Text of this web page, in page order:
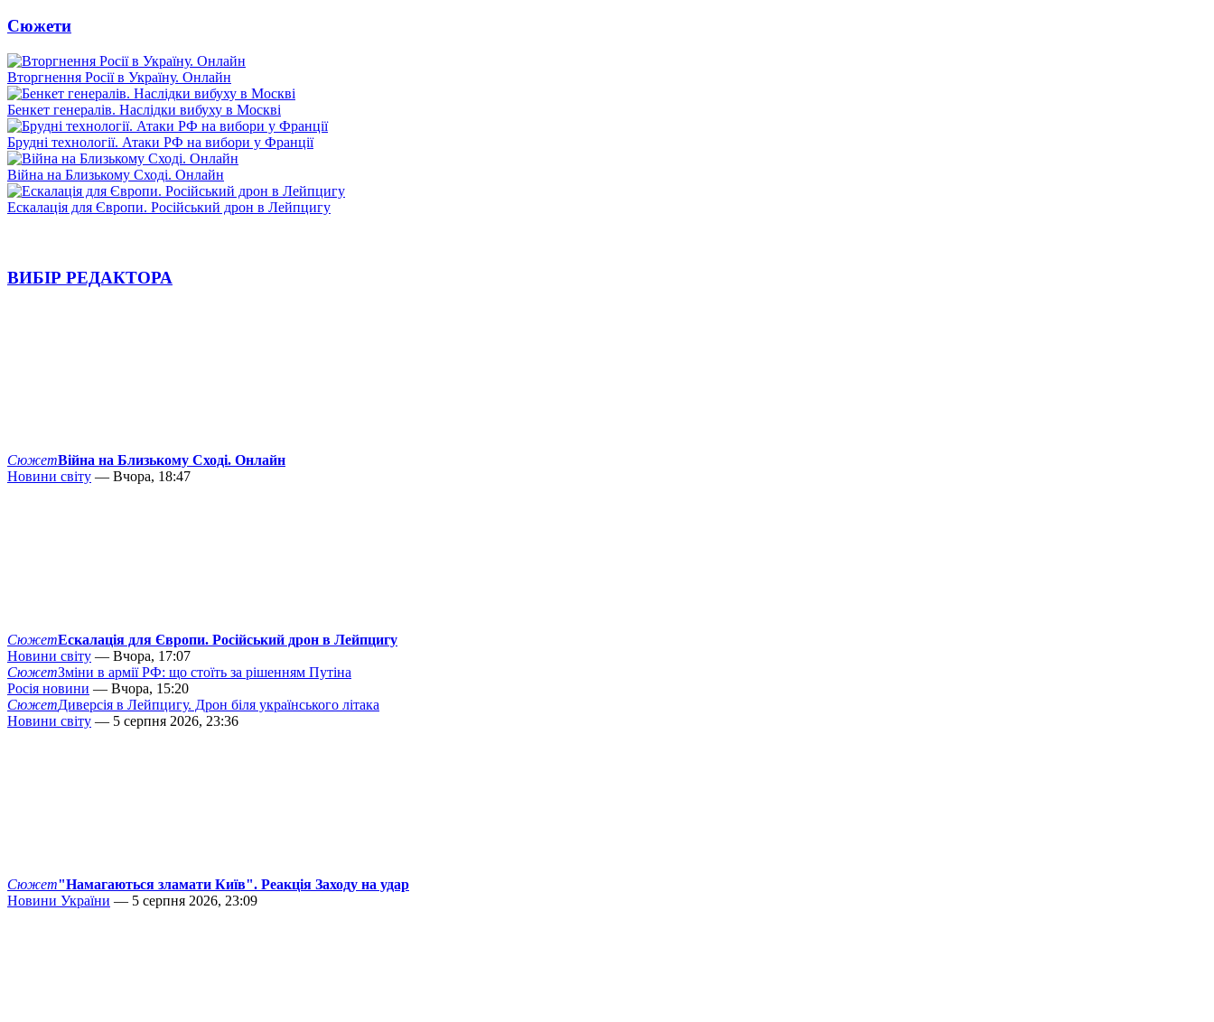
Сюжети
Вторгнення Росії в Україну. Онлайн
Бенкет генералів. Наслідки вибуху в Москві
Брудні технології. Атаки РФ на вибори у Франції
Війна на Близькому Сході. Онлайн
Ескалація для Європи. Російський дрон в Лейпцигу
ВИБІР РЕДАКТОРА
СюжетВійна на Близькому Сході. Онлайн
Новини світу — Вчора, 18:47
СюжетЕскалація для Європи. Російський дрон в Лейпцигу
Новини світу — Вчора, 17:07
СюжетЗміни в армії РФ: що стоїть за рішенням Путіна
Росія новини — Вчора, 15:20
СюжетДиверсія в Лейпцигу. Дрон біля українського літака
Новини світу — 5 серпня 2026, 23:36
Сюжет"Намагаються зламати Київ". Реакція Заходу на удар
Новини України — 5 серпня 2026, 23:09